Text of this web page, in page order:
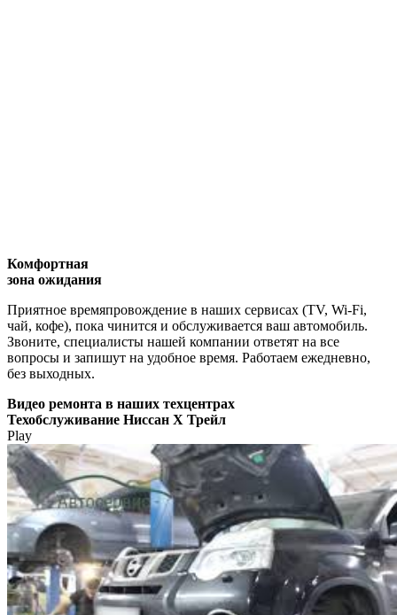
Комфортная
зона ожидания
Приятное времяпровождение в наших сервисах (TV, Wi-Fi,
чай, кофе), пока чинится и обслуживается ваш автомобиль.
Звоните, специалисты нашей компании ответят на все
вопросы и запишут на удобное время. Работаем ежедневно,
без выходных.
Видео ремонта в наших техцентрах
Техобслуживание Ниссан Х Трейл
Play